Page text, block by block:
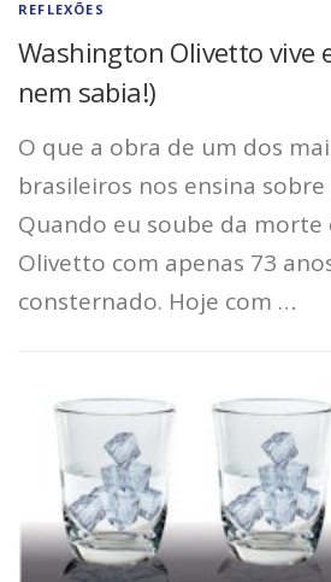
REFLEXÕES
Washington Olivetto vive
nem sabia!)
O que a obra de um dos
brasileiros nos ensina
Quando eu soube da morte
Olivetto com apenas 73
consternado. Hoje com …